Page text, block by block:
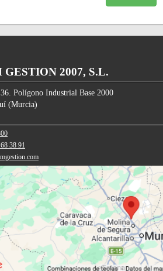
2007, S.L.
Polígono Industrial Base 2000
(Murcia)
38 91